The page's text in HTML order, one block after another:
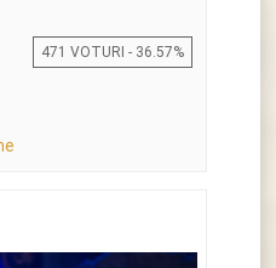
471 VOTURI - 36.57%